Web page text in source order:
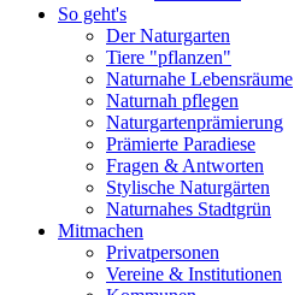
So geht's
Der Naturgarten
Tiere "pflanzen"
Naturnahe Lebensräume
Naturnah pflegen
Naturgartenprämierung
Prämierte Paradiese
Fragen & Antworten
Stylische Naturgärten
Naturnahes Stadtgrün
Mitmachen
Privatpersonen
Vereine & Institutionen